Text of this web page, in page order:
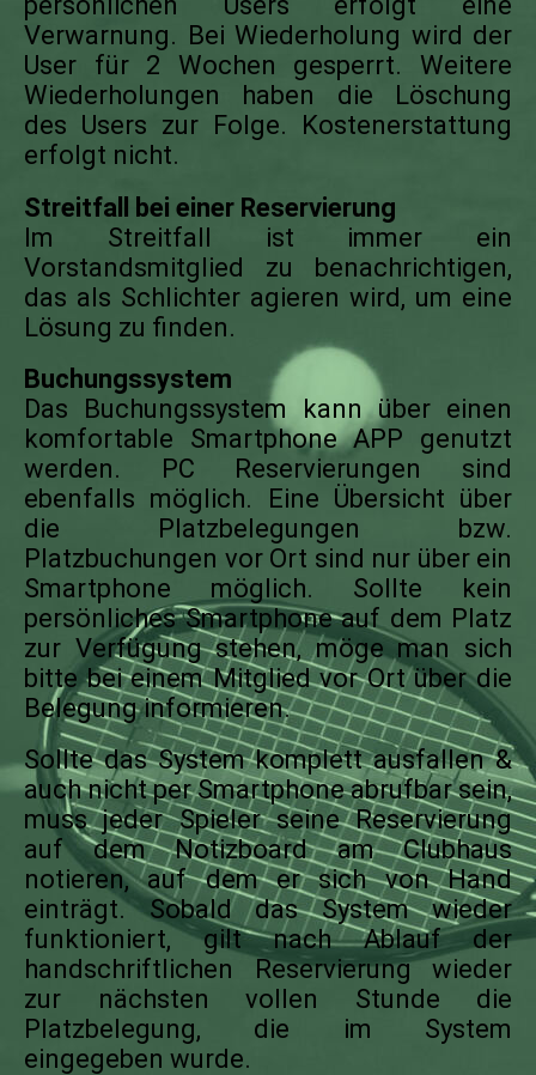
Verwarnung. Bei Wiederholung wird der
User für 2 Wochen gesperrt. Weitere
Wiederholungen haben die Löschung
des Users zur Folge. Kostenerstattung
erfolgt nicht.
Streitfall bei einer Reservierung
Im Streitfall ist immer ein
Vorstandsmitglied zu benachrichtigen,
das als Schlichter agieren wird, um eine
Lösung zu finden.
Buchungssystem
Das Buchungssystem kann über einen
komfortable Smartphone APP genutzt
werden. PC Reservierungen sind
ebenfalls möglich. Eine Übersicht über
die Platzbelegungen bzw.
Platzbuchungen vor Ort sind nur über ein
Smartphone möglich. Sollte kein
persönliches Smartphone auf dem Platz
zur Verfügung stehen, möge man sich
bitte bei einem Mitglied vor Ort über die
Belegung informieren.
Sollte das System komplett ausfallen &
auch nicht per Smartphone abrufbar sein,
muss jeder Spieler seine Reservierung
auf dem Notizboard am Clubhaus
notieren, auf dem er sich von Hand
einträgt. Sobald das System wieder
funktioniert, gilt nach Ablauf der
handschriftlichen Reservierung wieder
zur nächsten vollen Stunde die
Platzbelegung, die im System
eingegeben wurde.